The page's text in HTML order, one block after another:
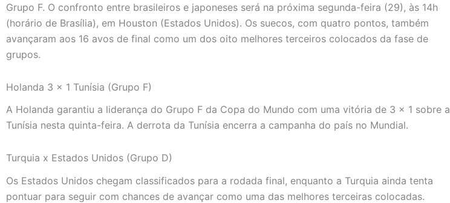
Grupo F. O confronto entre brasileiros e japoneses será na próxima segunda-feira (29), às 14h
(horário de Brasília), em Houston (Estados Unidos). Os suecos, com quatro pontos, também
avançaram aos 16 avos de final como um dos oito melhores terceiros colocados da fase de
grupos.
Holanda 3 x 1 Tunísia (Grupo F)
A Holanda garantiu a liderança do Grupo F da Copa do Mundo com uma vitória de 3 x 1 sobre a
Tunísia nesta quinta-feira. A derrota da Tunísia encerra a campanha do país no Mundial.
Turquia x Estados Unidos (Grupo D)
Os Estados Unidos chegam classificados para a rodada final, enquanto a Turquia ainda tenta
pontuar para seguir com chances de avançar como uma das melhores terceiras colocadas.